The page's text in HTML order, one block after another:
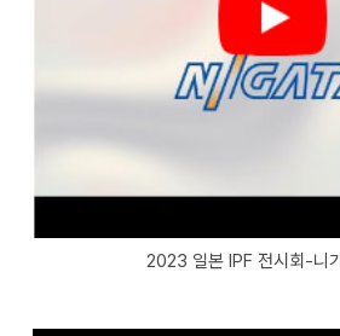
2023 일본 IPF 전시회-니